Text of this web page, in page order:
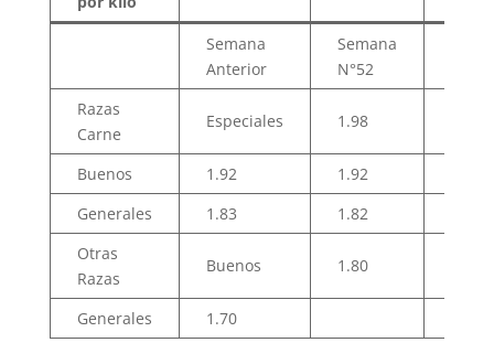
Semana
Anterior
Semana
N°52
Razas
Carne
Especiales 1.98
Buenos 1.92 1.92
Generales
1.83 1.82
Otras
Razas
Buenos 1.80
Generales 1.70